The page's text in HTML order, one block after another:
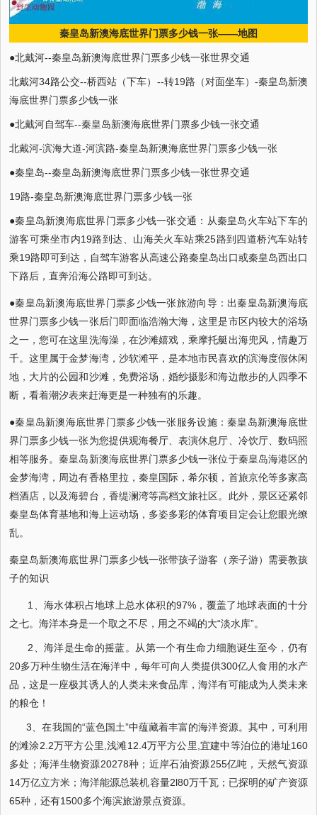
秦皇岛新澳海底世界门票多少钱一张——地图
●北戴河--秦皇岛新澳海底世界门票多少钱一张世界交通
北戴河34路公交--桥西站（下车）--转19路（对面坐车）-秦皇岛新澳
海底世界门票多少钱一张
●北戴河自驾车--秦皇岛新澳海底世界门票多少钱一张交通
北戴河-滨海大道-河滨路-秦皇岛新澳海底世界门票多少钱一张
●秦皇岛--秦皇岛新澳海底世界门票多少钱一张世界交通
19路-秦皇岛新澳海底世界门票多少钱一张
●秦皇岛新澳海底世界门票多少钱一张交通：从秦皇岛火车站下车的
游客可乘坐市内19路到达、山海关火车站乘25路到四道桥汽车站转
乘19路即可到达，自驾车游客从高速公路秦皇岛出口或秦皇岛西出口
下路后，直奔沿海公路即可到达。
●秦皇岛新澳海底世界门票多少钱一张旅游向导：出秦皇岛新澳海底
世界门票多少钱一张后门即面临浩瀚大海，这里是市区内较大的浴场
之一，您可在这里洗海澡，在沙滩嬉戏，乘摩托艇出海兜风，情趣万
千。这里属于金梦海湾，沙软滩平，是本地市民喜欢的滨海度假休闲
地，大片的公园和沙滩，免费浴场，婚纱摄影和海边散步的人四季不
断，看着潮汐表来赶海更是一种独有的乐趣。
●秦皇岛新澳海底世界门票多少钱一张服务设施：秦皇岛新澳海底世
界门票多少钱一张为您提供观海餐厅、表演休息厅、冷饮厅、数码照
相等服务。秦皇岛新澳海底世界门票多少钱一张位于秦皇岛海港区的
金梦海湾，周边有香格里拉，秦皇国际，希尔顿，首旅京伦等多家高
档酒店，以及海碧台，香缇澜湾等高档文旅社区。此外，景区还紧邻
秦皇岛体育基地和海上运动场，多姿多彩的体育项目定会让您眼光缭
乱。
秦皇岛新澳海底世界门票多少钱一张带孩子游客（亲子游）需要教孩
子的知识
1、海水体积占地球上总水体积的97%，覆盖了地球表面的十分
之七。海洋本身是一个取之不尽，用之不竭的大“淡水库”。
2、海洋是生命的摇蓝。从第一个有生命力细胞诞生至今，仍有
20多万种生物生活在海洋中，每年可向人类提供300亿人食用的水产
品，这是一座极其诱人的人类未来食品库，海洋有可能成为人类未来
的粮仓！
3、在我国的“蓝色国土”中蕴藏着丰富的海洋资源。其中，可利用
的滩涂2.2万平方公里,浅滩12.4万平方公里,宜建中等泊位的港址160
多处；海洋生物资源20278种；近岸石油资源255亿吨，天然气资源
14万亿立方米；海洋能源总装机容量2l80万千瓦；已探明的矿产资源
65种，还有1500多个海滨旅游景点资源。